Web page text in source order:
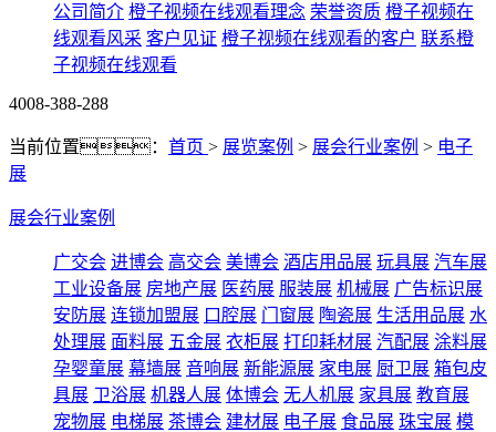
公司简介 橙子视频在线观看理念 荣誉资质 橙子视频在
线观看风采 客户见证 橙子视频在线观看的客户 联系橙
子视频在线观看
4008-388-288
当前位置： 首页 > 展览案例 > 展会行业案例 > 电子
展
展会行业案例
广交会 进博会 高交会 美博会 酒店用品展 玩具展 汽车展
工业设备展 房地产展 医药展 服装展 机械展 广告标识展
安防展 连锁加盟展 口腔展 门窗展 陶瓷展 生活用品展 水
处理展 面料展 五金展 衣柜展 打印耗材展 汽配展 涂料展
孕婴童展 幕墙展 音响展 新能源展 家电展 厨卫展 箱包皮
具展 卫浴展 机器人展 体博会 无人机展 家具展 教育展
宠物展 电梯展 茶博会 建材展 电子展 食品展 珠宝展 模